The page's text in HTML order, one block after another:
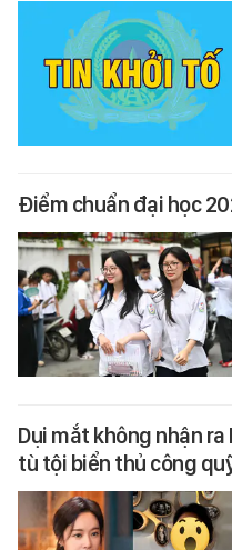
Điểm chuẩn đại học
Dụi mắt không nhận
tù tội biển thủ công